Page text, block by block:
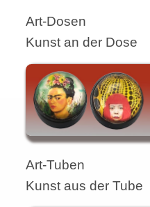
Art-Dosen
Kunst an der Dose
Art-Tuben
Kunst aus der Tube